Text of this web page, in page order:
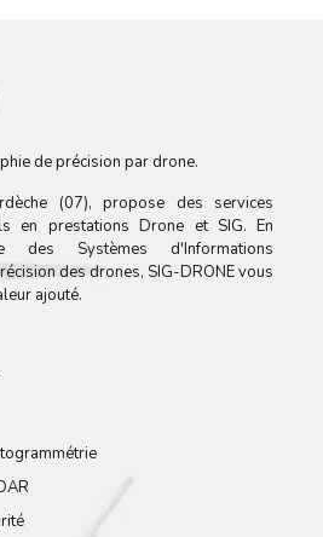
de précision par drone.
(07), propose des services
en prestations Drone et SIG. En
des Systèmes d'Informations
des drones, SIG-DRONE vous
ajouté.